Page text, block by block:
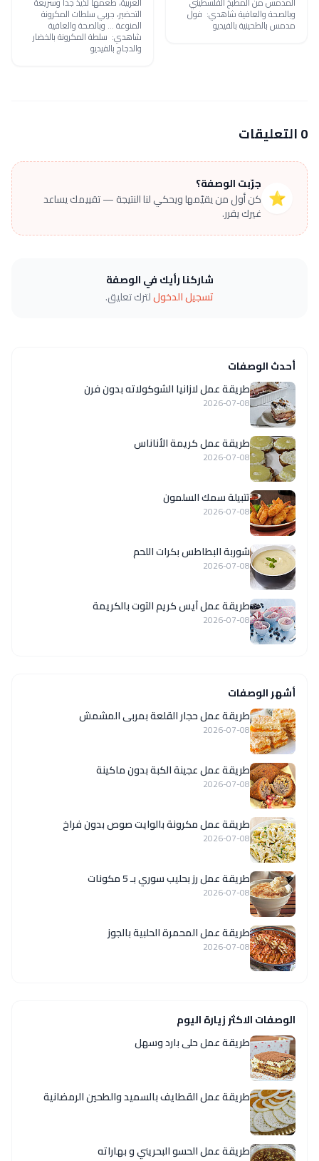
وبالصحة والعافية شاهدي: فول
مدمس بالطحينية بالفيديو
التحضير، جربي سلطات المكرونة
المنوعة ... وبالصحة والعافية
شاهدي: سلطة المكرونة بالخضار
والدجاج بالفيديو
0 التعليقات
⭐
جرّبت الوصفة؟
كن أول من يقيّمها ويحكي لنا النتيجة — تقييمك يساعد
غيرك يقرر.
شاركنا رأيك في الوصفة
تسجيل الدخوللترك تعليق.
أحدث الوصفات
طريقة عمل لازانيا الشوكولاته بدون فرن
2026-07-08
طريقة عمل كريمة الأناناس
2026-07-08
تتبيلة سمك السلمون
2026-07-08
شوربة البطاطس بكرات اللحم
2026-07-08
طريقة عمل آيس كريم التوت بالكريمة
2026-07-08
أشهر الوصفات
طريقة عمل حجار القلعة بمربى المشمش
2026-07-08
طريقة عمل عجينة الكبة بدون ماكينة
2026-07-08
طريقة عمل مكرونة بالوايت صوص بدون فراخ
2026-07-08
طريقة عمل رز بحليب سوري بـ 5 مكونات
2026-07-08
طريقة عمل المحمرة الحلبية بالجوز
2026-07-08
الوصفات الاكثر زيارة اليوم
طريقة عمل حلى بارد وسهل
طريقة عمل القطايف بالسميد والطحين الرمضانية
طريقة عمل الحسو البحريني و بهاراته